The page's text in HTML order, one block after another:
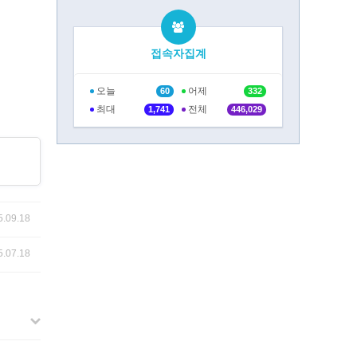
접속자집계
오늘 60 어제 332
최대 1,741 전체 446,029